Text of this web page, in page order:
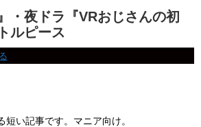
・夜ドラ『VRおじさんの初
ルピース
短い記事です。マニア向け。